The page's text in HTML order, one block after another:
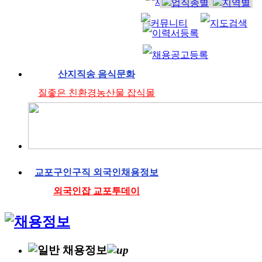
산지직송 음식문화
질좋은 친환경농산물 잡식몰
교포구인구직 외국인채용정보
외국인잡 교포투데이